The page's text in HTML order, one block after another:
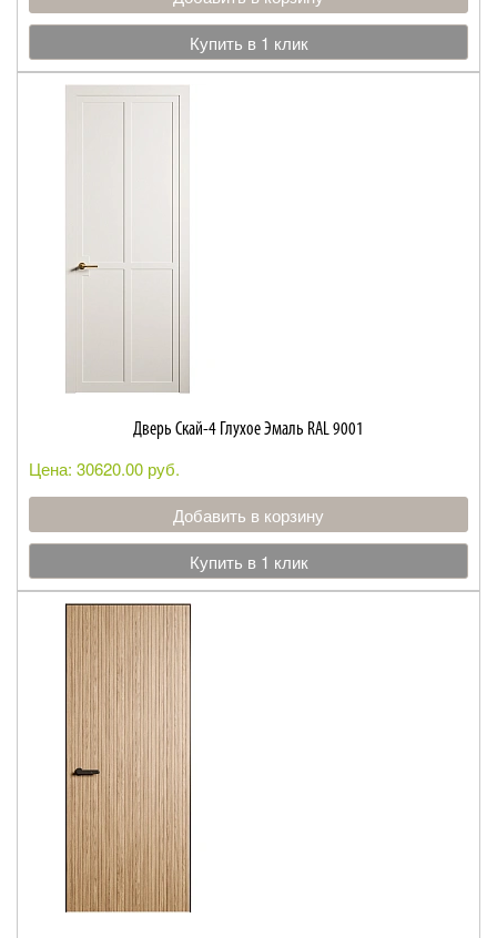
Купить в 1 клик
Дверь Скай-4 Глухое Эмаль RAL 9001
Цена: 30620.00 руб.
Добавить в корзину
Купить в 1 клик